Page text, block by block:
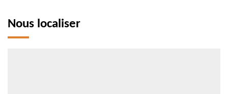
Nous localiser